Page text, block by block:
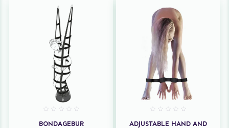
BONDAGEBUR
ADJUSTABLE HAND AND